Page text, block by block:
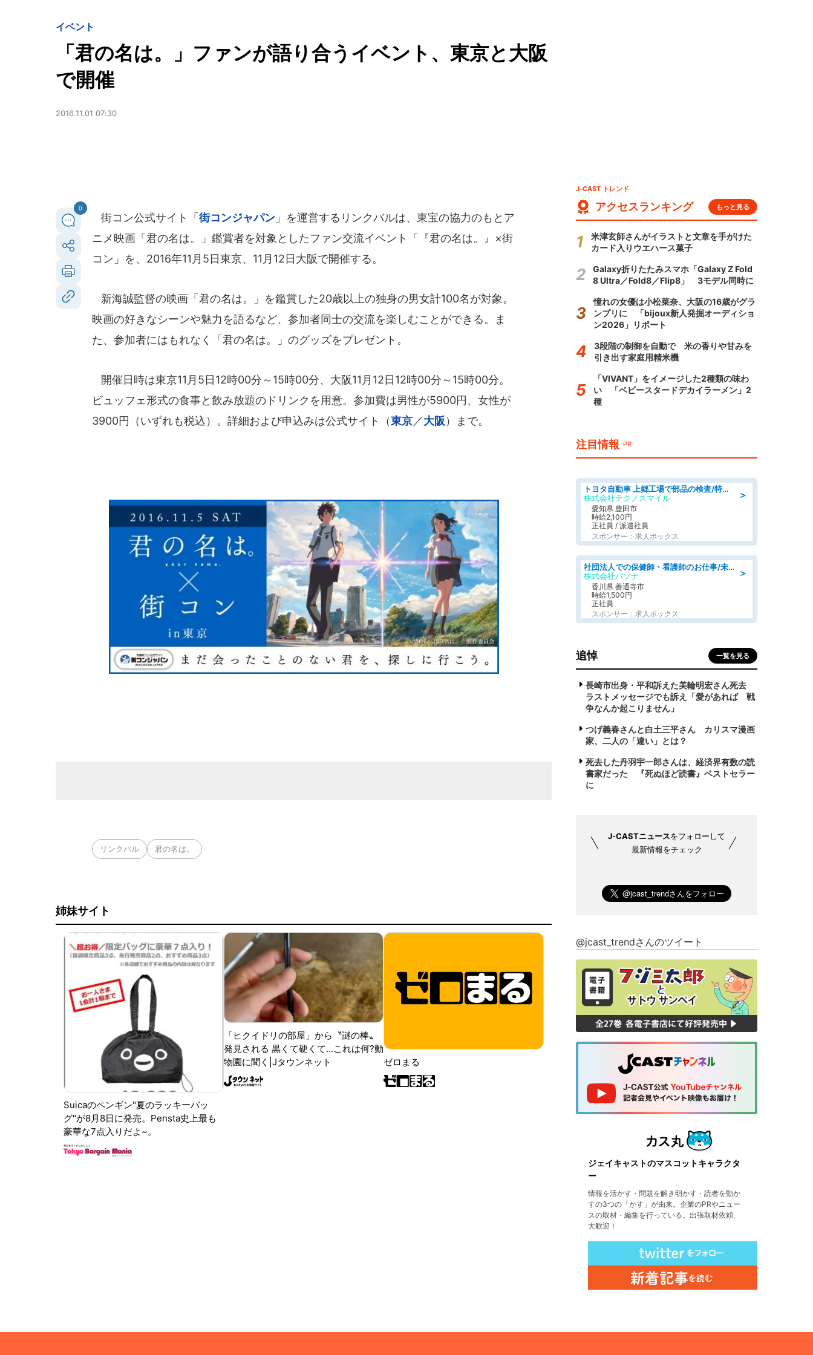
イベント
「君の名は。」ファンが語り合うイベント、東京と大阪
で開催
2016.11.01 07:30
0
街コン公式サイト「 街コンジャパン 」を運営するリンクバルは、東宝の協力のもとア
ニメ映画「君の名は。」鑑賞者を対象としたファン交流イベント「『君の名は。』×街
コン」を、2016年11月5日東京、11月12日大阪で開催する。
新海誠監督の映画「君の名は。」を鑑賞した20歳以上の独身の男女計100名が対象。
映画の好きなシーンや魅力を語るなど、参加者同士の交流を楽しむことができる。ま
た、参加者にはもれなく「君の名は。」のグッズをプレゼント。
開催日時は東京11月5日12時00分～15時00分、大阪11月12日12時00分～15時00分。
ビュッフェ形式の食事と飲み放題のドリンクを用意。参加費は男性が5900円、女性が
3900円（いずれも税込）。詳細および申込みは公式サイト（東京／大阪）まで。
リンクバル 君の名は。
姉妹サイト
Suicaのペンギン"夏のラッキーバッ
グ"が8月8日に発売。Pensta史上最も
豪華な7点入りだよ~。
「ヒクイドリの部屋」から〝謎の棒〟
発見される 黒くて硬くて...これは何?動
物園に聞く|Jタウンネット
ゼロまる
J-CAST トレンド
アクセスランキング もっと見る
米津玄師さんがイラストと文章を手がけた
カード入りウエハース菓子
Galaxy折りたたみスマホ「Galaxy Z Fold
8 Ultra／Fold8／Flip8」 3モデル同時に
憧れの女優は小松菜奈、大阪の16歳がグラ
ンプリに 「bijoux新人発掘オーディショ
ン2026」リポート
3段階の制御を自動で 米の香りや甘みを
引き出す家庭用精米機
「VIVANT」をイメージした2種類の味わ
い 「ベビースタードデカイラーメン」2
種
注目情報 PR
＞
トヨタ自動車 上郷工場で部品の検査/特典168万/tutumi
株式会社テクノスマイル
愛知県 豊田市
時給2,100円
正社員 / 派遣社員
スポンサー：求人ボックス
＞
社団法人での保健師・看護師のお仕事/未経験OK/要資格:普通免許、保健師、正看護師
株式会社パソナ
香川県 善通寺市
時給1,500円
正社員
スポンサー：求人ボックス
追悼 一覧を見る
長崎市出身・平和訴えた美輪明宏さん死去
ラストメッセージでも訴え「愛があれば 戦
争なんか起こりません」
つげ義春さんと白土三平さん カリスマ漫画
家、二人の「違い」とは？
死去した丹羽宇一郎さんは、経済界有数の読
書家だった 『死ぬほど読書』ベストセラー
に
J-CASTニュースをフォローして
最新情報をチェック
@jcast_trendさんのツイート
ジェイキャストのマスコットキャラクタ
ー
情報を活かす・問題を解き明かす・読者を動か
すの3つの「かす」が由来。企業のPRやニュー
スの取材・編集を行っている。出張取材依頼、
大歓迎！